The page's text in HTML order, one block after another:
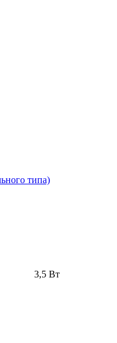
типа)
3,5 Вт